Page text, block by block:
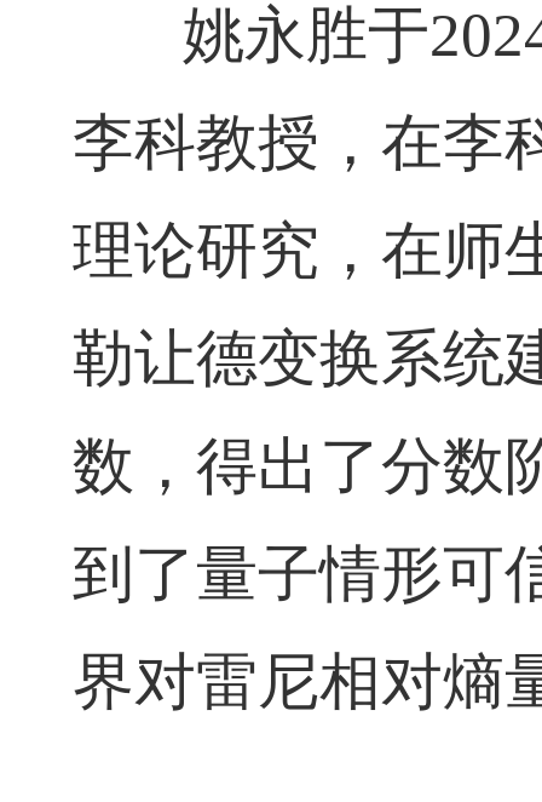
姚永胜于2024
李科教授，在李
理论研究，在师
勒让德变换系统
数，得出了分数
到了量子情形可
界对雷尼相对